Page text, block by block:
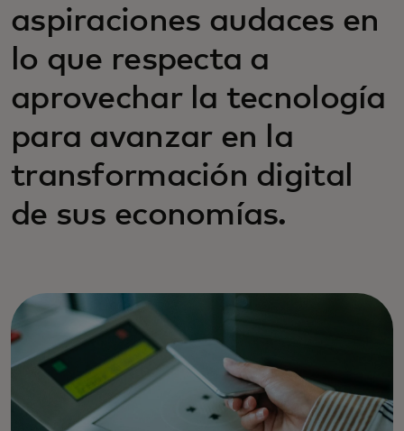
aspiraciones audaces en
lo que respecta a
aprovechar la tecnología
para avanzar en la
transformación digital
de sus economías.